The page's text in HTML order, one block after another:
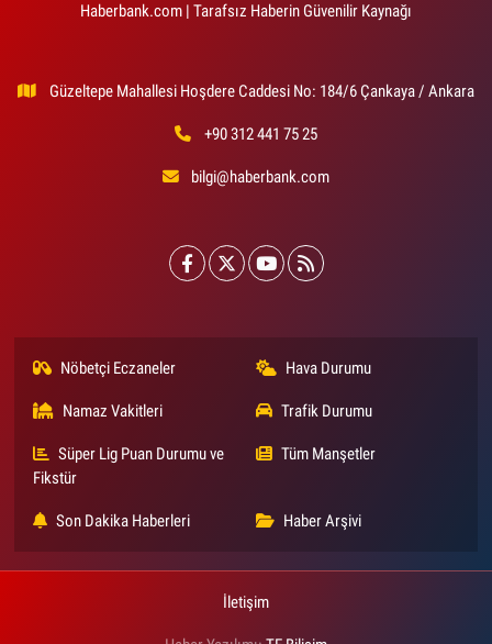
Haberbank.com | Tarafsız Haberin Güvenilir Kaynağı
Güzeltepe Mahallesi Hoşdere Caddesi No: 184/6 Çankaya / Ankara
+90 312 441 75 25
bilgi@haberbank.com
Nöbetçi Eczaneler Hava Durumu
Namaz Vakitleri Trafik Durumu
Süper Lig Puan Durumu ve
Fikstür
Tüm Manşetler
Son Dakika Haberleri Haber Arşivi
İletişim